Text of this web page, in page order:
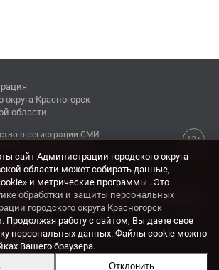
округа Красногорск
области
12+
о регистрации СМИ
Московская область, г. Красногорск,
дом 4.
почта:
сайт Администрации городского округа
области может собирать данные,
и метрические программы . Это
обработки и защиты персональных
городского округа Красногорск
. Продолжая работу с сайтом, Вы даете свое
персональных данных. Файлы cookie можно
Вашего браузера.
Отклонить